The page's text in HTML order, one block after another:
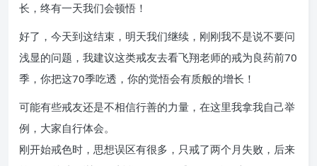
长，终有一天我们会顿悟！
好了，今天到这结束，明天我们继续，刚刚我不是说不要问
浅显的问题，我建议这类戒友去看飞翔老师的戒为良药前70
季，你把这70季吃透，你的觉悟会有质般的增长！
可能有些戒友还是不相信行善的力量，在这里我拿我自己举
例，大家自行体会。
刚开始戒色时，思想误区有很多，只戒了两个月失败，后来